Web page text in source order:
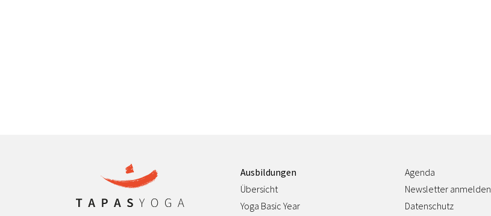
Ausbildungen
Übersicht
Yoga Basic Year
Agenda
Newsletter anmelden
Datenschutz